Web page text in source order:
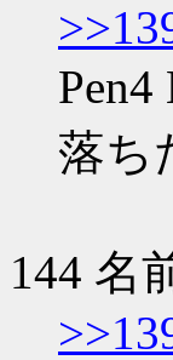
落ち
144 名